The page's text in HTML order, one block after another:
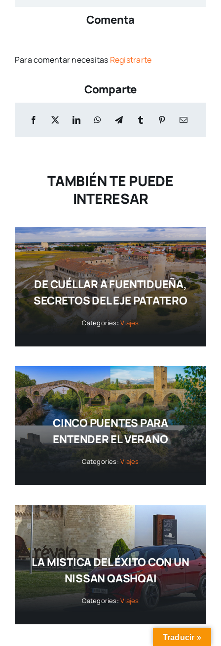
Comenta
Para comentar necesitas Registrarte
Comparte
TAMBIÉN TE PUEDE
INTERESAR
DE CUÉLLAR A FUENTIDUEÑA,
SECRETOS DEL EJE PATATERO
Categories:Viajes
CINCO PUENTES PARA
ENTENDER EL VERANO
Categories:Viajes
LA MISTICA DEL ÉXITO CON UN
NISSAN QASHQAI
Categories:Viajes
Traducir »